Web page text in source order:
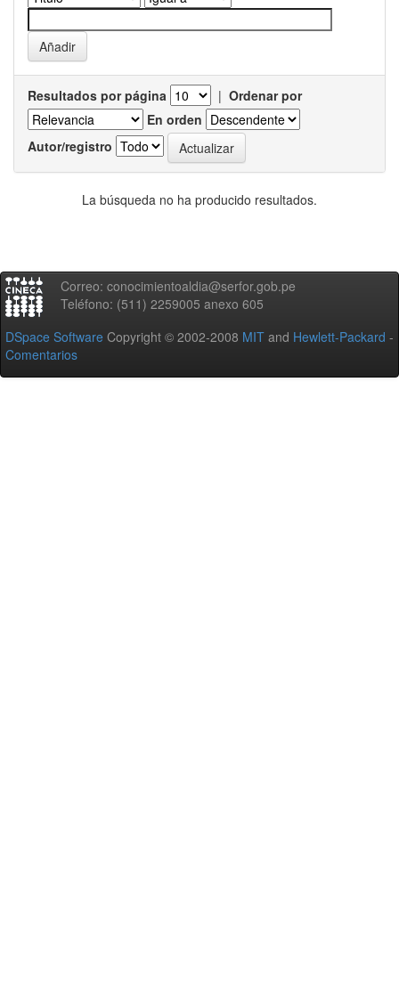
Resultados por página | Ordenar por
En orden
Autor/registro
La búsqueda no ha producido resultados.
Correo: conocimientoaldia@serfor.gob.pe
Teléfono: (511) 2259005 anexo 605
DSpace Software Copyright © 2002-2008 MIT and Hewlett-Packard -
Comentarios